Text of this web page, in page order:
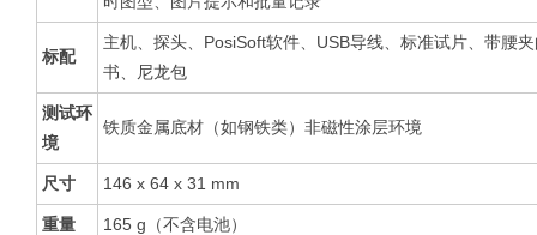
标配
主机、探头、PosiSoft软件、USB导线、标准试片、带腰
书、尼龙包
测试环
境
铁质金属底材（如钢铁类）非磁性涂层环境
尺寸 146 x 64 x 31 mm
重量 165 g（不含电池）